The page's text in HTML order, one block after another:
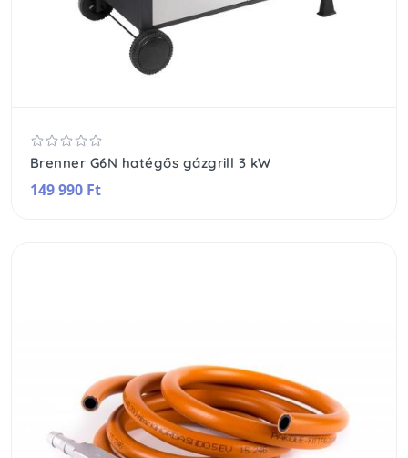
Brenner G6N hatégős gázgrill 3 kW
149 990 Ft